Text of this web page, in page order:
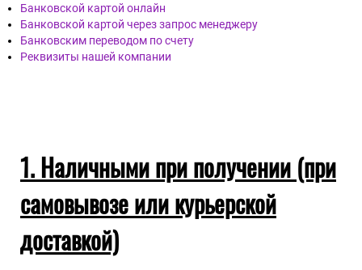
Банковской картой онлайн
Банковской картой через запрос менеджеру
Банковским переводом по счету
Реквизиты нашей компании
1. Наличными при получении (при
самовывозе или курьерской
доставкой)